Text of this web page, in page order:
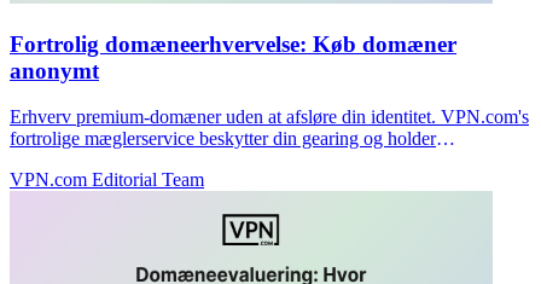
Fortrolig domæneerhvervelse: Køb domæner
anonymt
Erhverv premium-domæner uden at afsløre din identitet. VPN.com's
fortrolige mæglerservice beskytter din gearing og holder
VPN.com Editorial Team